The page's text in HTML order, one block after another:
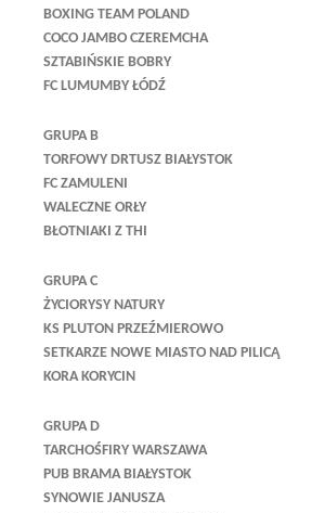
BOXING TEAM POLAND
COCO JAMBO CZEREMCHA
SZTABIŃSKIE BOBRY
FC LUMUMBY ŁÓDŹ
GRUPA B
TORFOWY DRTUSZ BIAŁYSTOK
FC ZAMULENI
WALECZNE ORŁY
BŁOTNIAKI Z THI
GRUPA C
ŻYCIORYSY NATURY
KS PLUTON PRZEŹMIEROWO
SETKARZE NOWE MIASTO NAD PILICĄ
KORA KORYCIN
GRUPA D
TARCHOŚFIRY WARSZAWA
PUB BRAMA BIAŁYSTOK
SYNOWIE JANUSZA